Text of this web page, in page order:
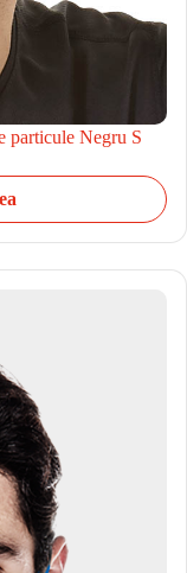
particule Negru S